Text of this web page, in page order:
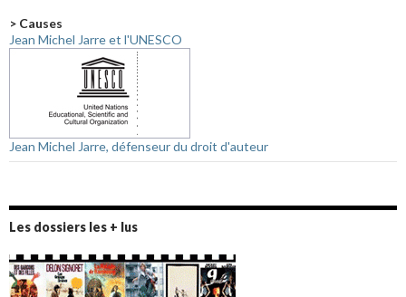
> Causes
Jean Michel Jarre et l'UNESCO
Jean Michel Jarre, défenseur du droit d'auteur
Les dossiers les + lus